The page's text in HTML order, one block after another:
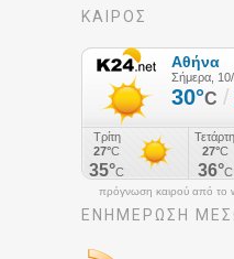
ΚΑΙΡΟΣ
πρόγνωση καιρού από το
ΕΝΗΜΈΡΩΣΉ